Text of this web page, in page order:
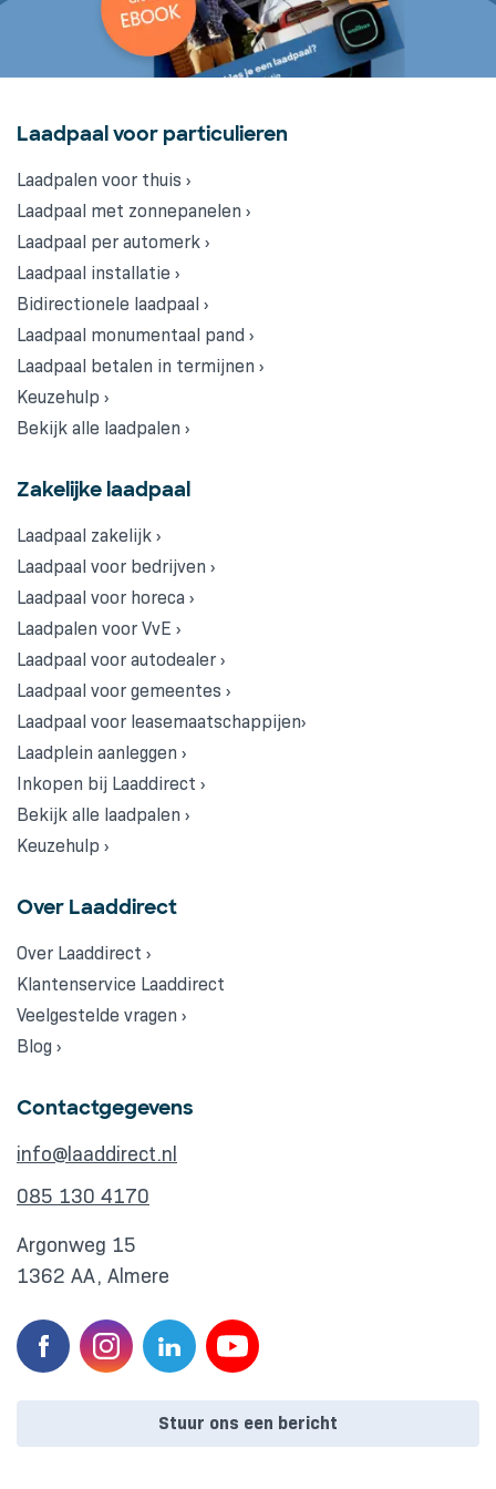
Laadpaal voor particulieren
Laadpalen voor thuis ›
Laadpaal met zonnepanelen ›
Laadpaal per automerk ›
Laadpaal installatie ›
Bidirectionele laadpaal ›
Laadpaal monumentaal pand ›
Laadpaal betalen in termijnen ›
Keuzehulp ›
Bekijk alle laadpalen ›
Zakelijke laadpaal
Laadpaal zakelijk ›
Laadpaal voor bedrijven ›
Laadpaal voor horeca ›
Laadpalen voor VvE ›
Laadpaal voor autodealer ›
Laadpaal voor gemeentes ›
Laadpaal voor leasemaatschappijen›
Laadplein aanleggen ›
Inkopen bij Laaddirect ›
Bekijk alle laadpalen ›
Keuzehulp ›
Over Laaddirect
Over Laaddirect ›
Klantenservice Laaddirect
Veelgestelde vragen ›
Blog ›
Contactgegevens
info@laaddirect.nl
085 130 4170
Argonweg 15
1362 AA, Almere
Stuur ons een bericht